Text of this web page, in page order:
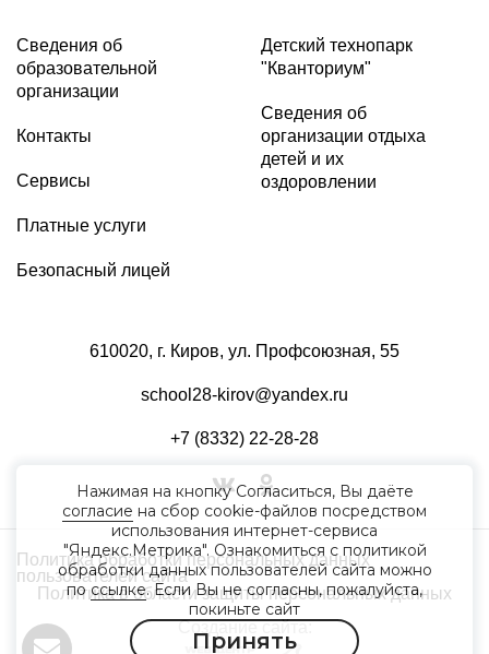
Сведения об
образовательной
организации
Контакты
Сервисы
Платные услуги
Безопасный лицей
Детский технопарк
"Кванториум"
Сведения об
организации отдыха
детей и их
оздоровлении
610020, г. Киров, ул. Профсоюзная, 55
school28-kirov@yandex.ru
+7 (8332) 22-28-28
Политика обработки персональных данных
пользователей сайта
Политика в области защиты персональных данных
Создание сайта:
Нажимая на кнопку Согласиться, Вы даёте
согласие на сбор cookie-файлов посредством
использования интернет-сервиса
"Яндекс.Метрика". Ознакомиться с политикой
обработки данных пользователей сайта можно
поссылке. Если Вы не согласны, пожалуйста,
покиньте сайт
Принять